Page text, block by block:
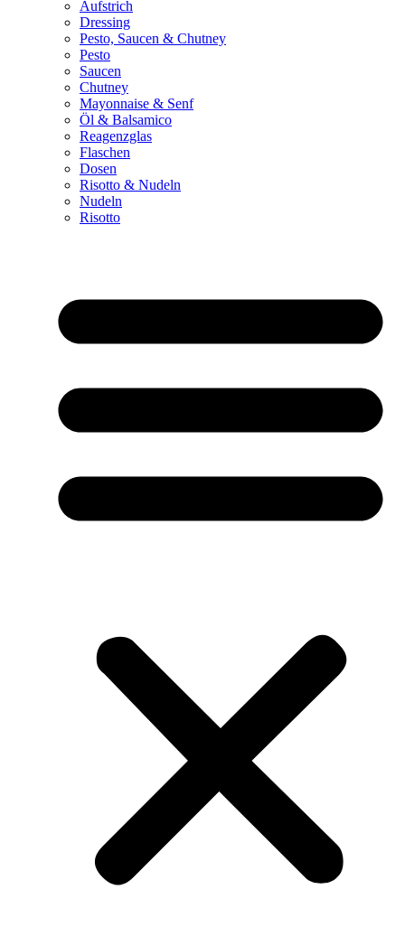
Aufstrich
Dressing
Pesto, Saucen & Chutney
Pesto
Saucen
Chutney
Mayonnaise & Senf
Öl & Balsamico
Reagenzglas
Flaschen
Dosen
Risotto & Nudeln
Nudeln
Risotto